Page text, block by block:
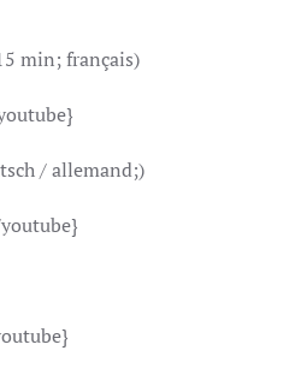
min; français)
/ allemand;)